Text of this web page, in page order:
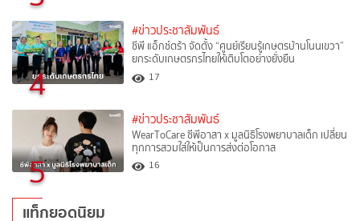
4
#ข่าวประชาสัมพันธ์
ซีพี แอ็กซ์ตร้า จัดตั้ง “ศูนย์เรียนรู้เกษตรบ้านโนนเขวา”
ยกระดับเกษตรกรไทยให้เติบโตอย่างยั่งยืน
17
5
#ข่าวประชาสัมพันธ์
WearToCare ซีพีอาสา x มูลนิธิโรงพยาบาลเด็ก เปลี่ยน
ทุกการสวมใส่ให้เป็นการส่งต่อโอกาส
16
แท็กยอดนิยม